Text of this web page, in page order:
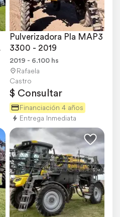
Pulverizadora Pla MAP3
3300 - 2019
2019 - 6.100 hs
Rafaela
Castro
$ Consultar
Financiación 4 años
Entrega Inmediata